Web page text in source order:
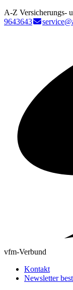
A-Z Versicherungs-
9643643
vfm-Verbund
Kontakt
Newsletter